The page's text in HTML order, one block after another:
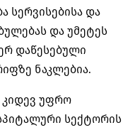
სერვისებისა და
და უმეტეს
დაწესებული
ნაკლებია.
კიდევ უფრო
სექტორის